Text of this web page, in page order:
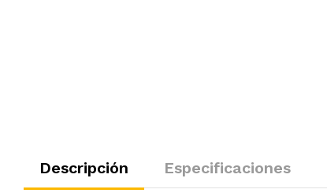
Descripción Especificaciones